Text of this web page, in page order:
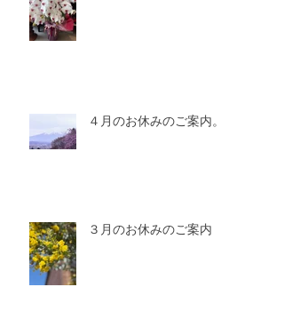
４月のお休みのご案内。
３月のお休みのご案内